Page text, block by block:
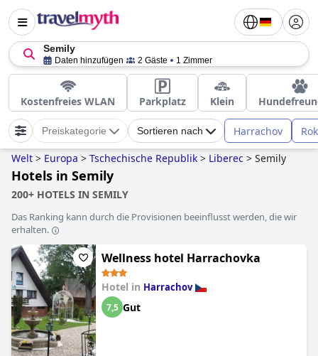
Semily
Daten hinzufügen 2 Gäste 1 Zimmer
Kostenfreies WLAN Parkplatz Klein
Preiskategorie Sortieren nach Harrachov
Welt > Europa > Tschechische Republik > Liberec > Semily
Hotels in Semily
200+ HOTELS IN SEMILY
Das Ranking kann durch die Provisionen beeinflusst werden, die wir
erhalten.
Wellness hotel Harrachovka
Hotel in Harrachov
7,5 Gut